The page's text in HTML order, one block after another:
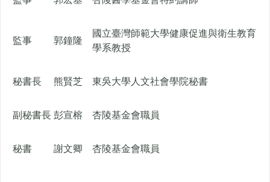
監事 郭鐘隆
國立臺灣師範大學健康促進與衛生教育
學系教授
秘書長 熊賢芝 東吳大學人文社會學院秘書
副秘書長 彭宣榕 杏陵基金會職員
秘書 謝文卿 杏陵基金會職員